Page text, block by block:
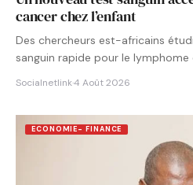
cancer chez l’enfant
Des chercheurs est-africains
sanguin rapide pour le
Socialnetlink·4 Août 2026
ECONOMIE- FINANCE